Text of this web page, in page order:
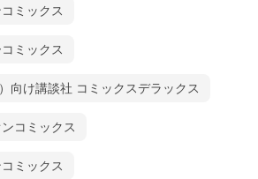
ミックス
ミックス
向け講談社 コミックスデラックス
コミックス
ミックス